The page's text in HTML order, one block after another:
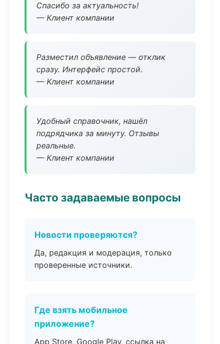
Спасибо за актуальность!
— Клиент компании
Разместил объявление — отклик
сразу. Интерфейс простой.
— Клиент компании
Удобный справочник, нашёл
подрядчика за минуту. Отзывы
реальные.
— Клиент компании
Часто задаваемые вопросы
Новости проверяются?
Да, редакция и модерация, только
проверенные источники.
Где взять мобильное
приложение?
App Store, Google Play, ссылка на